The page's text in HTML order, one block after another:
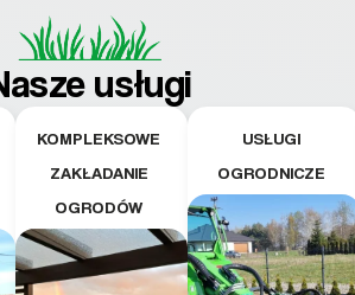
:)
firmę
usługi
KOMPLEKSOWE
ZAKŁADANIE
OGRODÓW
USŁUGI
OGRODNICZE